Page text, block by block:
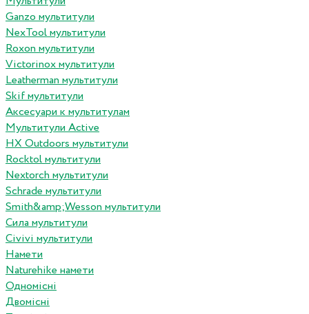
Ganzo мультитули
NexTool мультитули
Roxon мультитули
Victorinox мультитули
Leatherman мультитули
Skif мультитули
Аксесуари к мультитулам
Мультитули Active
HX Outdoors мультитули
Rocktol мультитули
Nextorch мультитули
Schrade мультитули
Smith&amp;Wesson мультитули
Сила мультитули
Civivi мультитули
Намети
Naturehike намети
Одномісні
Двомісні